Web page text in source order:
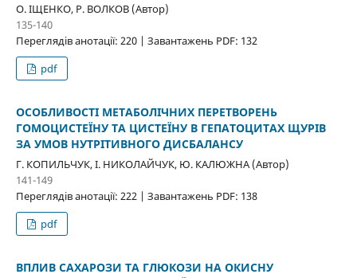
O. ІЩЕНКО, Р. ВОЛКОВ (Автор)
135-140
Переглядів анотації: 220 | Завантажень PDF: 132
pdf
ОСОБЛИВОСТІ МЕТАБОЛІЧНИХ ПЕРЕТВОРЕНЬ
ГОМОЦИСТЕЇНУ ТА ЦИСТЕЇНУ В ГЕПАТОЦИТАХ ЩУРІВ
ЗА УМОВ НУТРІТИВНОГО ДИСБАЛАНСУ
Г. КОПИЛЬЧУК, І. НИКОЛАЙЧУК, Ю. КАЛЮЖНА (Автор)
141-149
Переглядів анотації: 222 | Завантажень PDF: 138
pdf
ВПЛИВ САХАРОЗИ ТА ГЛЮКОЗИ НА ОКИСНУ